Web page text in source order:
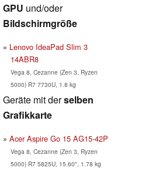
GPU und/oder
Bildschirmgröße
Lenovo IdeaPad Slim 3
14ABR8
Vega 8, Cezanne (Zen 3, Ryzen
5000) R7 7730U, 1.8 kg
Geräte mit derselben
Grafikkarte
Acer Aspire Go 15 AG15-42P
Vega 8, Cezanne (Zen 3, Ryzen
5000) R7 5825U, 15.60", 1.78 kg